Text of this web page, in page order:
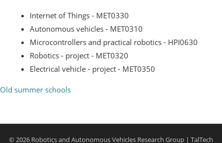
Internet of Things - MET0330
Autonomous vehicles - MET0310
Microcontrollers and practical robotics - HPI0630
Robotics - project - MET0320
Electrical vehicle - project - MET0350
Old summer schools
© 2026 Robotics and Autonomous Vehicles Research Group | TalTech